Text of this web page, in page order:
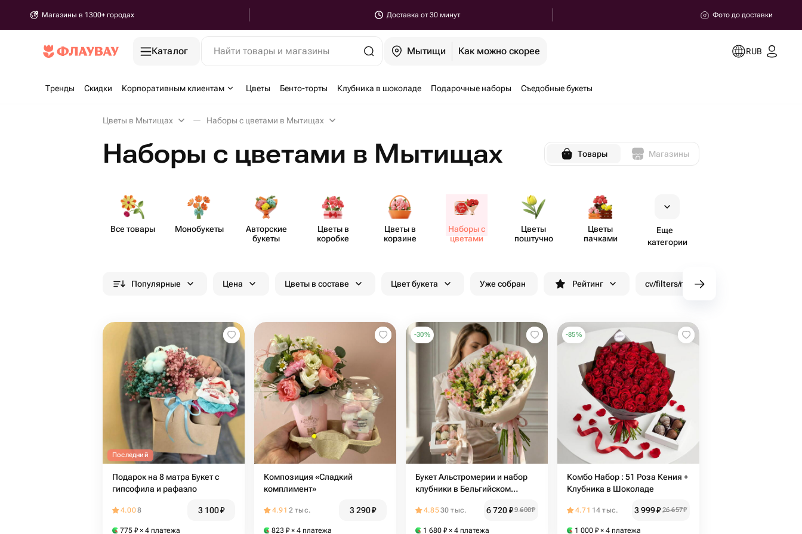
Магазины в 1300+ городах Доставка от 30 минут Фото до доставки
Каталог Найти товары и магазины Мытищи Как можно скорее RUB
Тренды Скидки Корпоративным клиентам Цветы Бенто-торты Клубника в шоколаде Подарочные наборы Съедобные букеты
Цветы в Мытищах Наборы с цветами в Мытищах
Наборы с цветами в Мытищах Товары Магазины
Все товары Моно​букеты
Авторские
букеты
Цветы в
коробке
Цветы в
корзине
Наборы с
цветами
Цветы
поштучно
Цветы
пачками
Еще
категории
Популярные Цена Цветы в составе Цвет букета Уже собран Рейтинг cv/filters/name_fast_delivery
Последний
Подарок на 8 матра Букет с
гипсофила и рафаэло
4.008 3 100₽
775 ₽ × 4 платежа
Композиция «Сладкий
комплимент»
4.91 2 тыс. 3 290₽
823 ₽ × 4 платежа
-30%
Букет Альстромерии и набор
клубники в Бельгийском
2049
4.8530 тыс. 6 720₽9 600₽
1 680 ₽ × 4 платежа
-85%
Комбо Набор : 51 Роза Кения +
Клубника в Шоколаде
4.71 14 тыс. 3 999₽ 26 657₽
1 000 ₽ × 4 платежа